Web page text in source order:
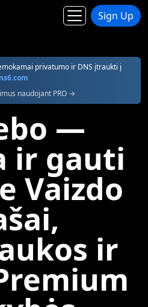
Sign Up
privatumo ir DNS įtraukti į
ns6.com
naudojant PRO →
—
ir gauti
Vaizdo
ir